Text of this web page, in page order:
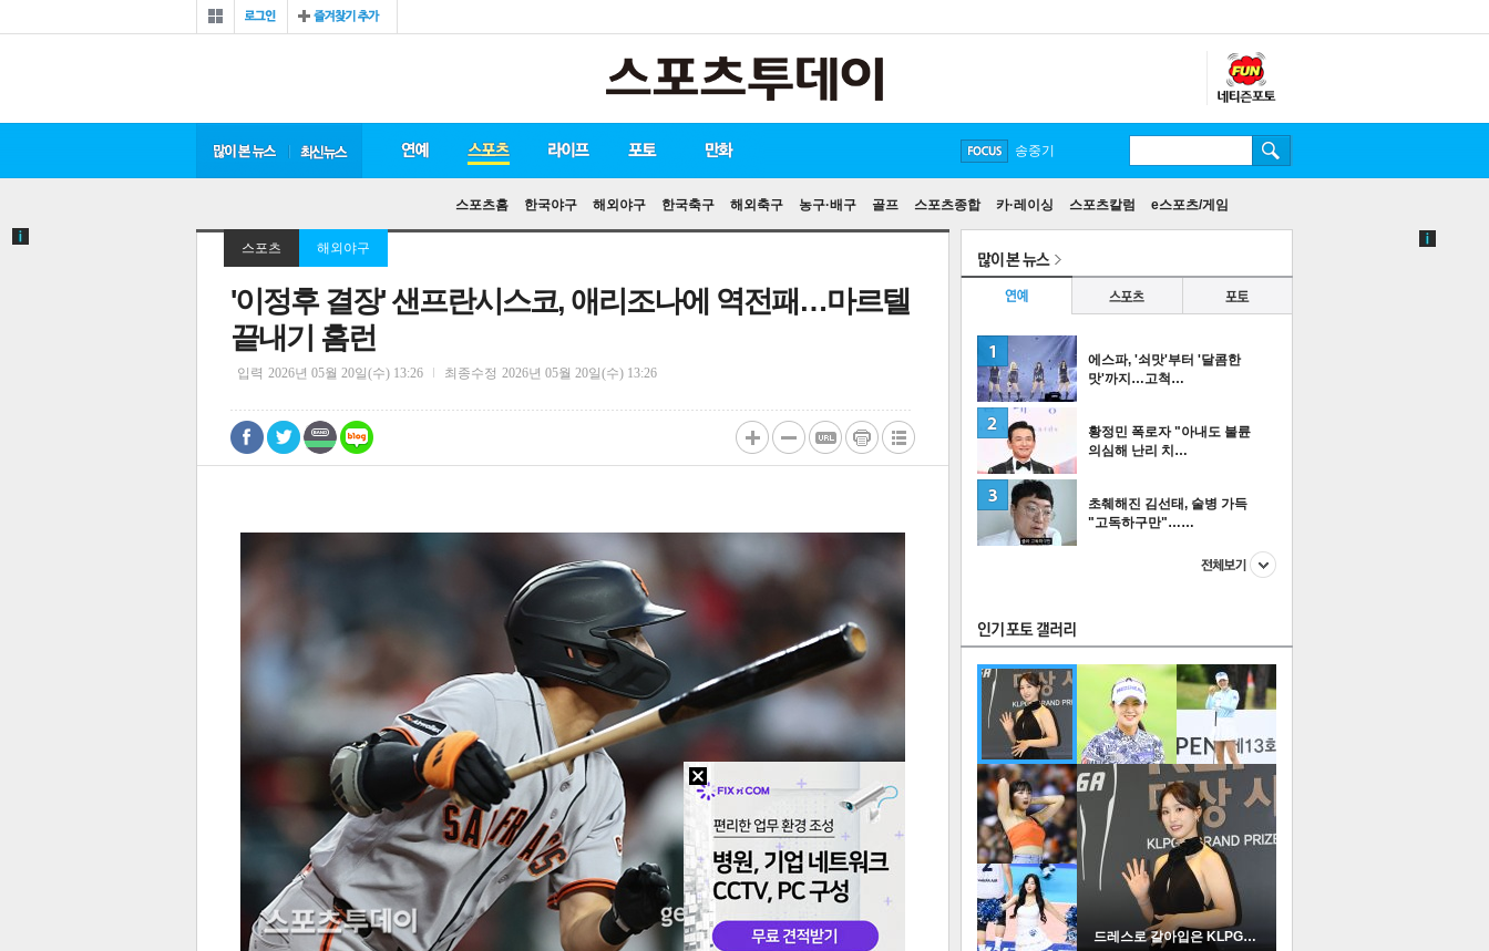
스포츠
스포츠홈 한국야구 해외야구 한국축구 해외축구 농구·배구 골프 스포츠종합 카·레이싱 스포츠칼럼 e스포츠/게임
라이프
만화
FOCUS
방탄소년단
손흥민
유아인
송중기
스포츠 해외야구
'이정후 결장' 샌프란시스코, 애리조나에 역전패…마르텔
끝내기 홈런
입력 2026년 05월 20일(수) 13:26 최종수정 2026년 05월 20일(수) 13:26
0
많이 본 뉴스
연예
스포츠 포토
에스파, '쇠맛'부터 '달콤한
맛'까지…고척…
황정민 폭로자 "아내도 불륜
의심해 난리 치…
초췌해진 김선태, 술병 가득
"고독하구만"……
드레스로 갈아입은 KLPGA …